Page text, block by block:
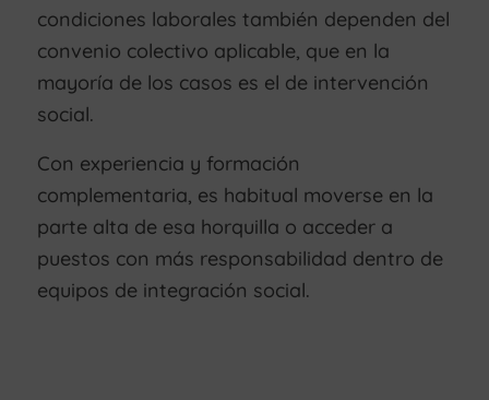
condiciones laborales también dependen del
convenio colectivo aplicable, que en la
mayoría de los casos es el de intervención
social.
Con experiencia y formación
complementaria, es habitual moverse en la
parte alta de esa horquilla o acceder a
puestos con más responsabilidad dentro de
equipos de integración social.